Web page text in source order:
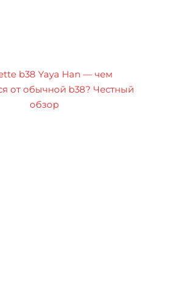
b38 Yaya Han — чем
от обычной b38? Честный
обзор